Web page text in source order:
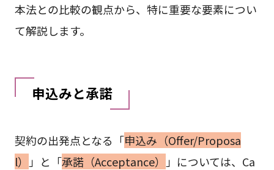
本法との比較の観点から、特に重要な要素につい
て解説します。
申込みと承諾
契約の出発点となる「申込み（Offer/Proposa
l）
」と「承諾（Acceptance）
」については、Ca